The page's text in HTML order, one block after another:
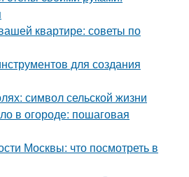
квартире: советы по
для создания
символ сельской жизни
в огороде: пошаговая
Москвы: что посмотреть в